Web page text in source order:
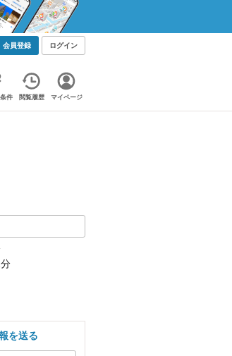
会員登録 ログイン
件 閲覧履歴 マイページ
を送る